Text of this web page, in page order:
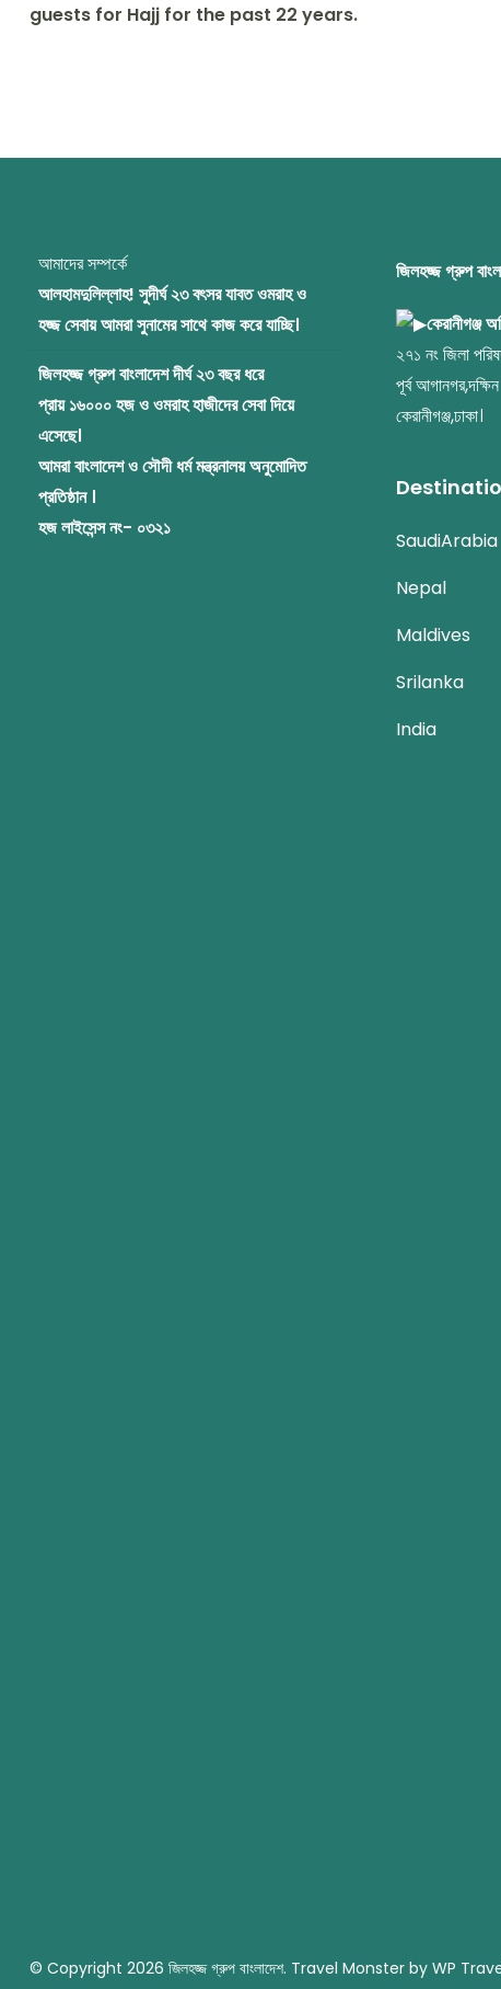
guests for Hajj for the past 22 years.
আমাদের সম্পর্কে
আলহামদুলিল্লাহ! সুদীর্ঘ ২৩ বৎসর যাবত ওমরাহ ও
হজ্জ সেবায় আমরা সুনামের সাথে কাজ করে যাচ্ছি।
জিলহজ্জ গ্রুপ বাংলাদেশ দীর্ঘ ২৩ বছর ধরে
প্রায় ১৬০০০ হজ ও ওমরাহ হাজীদের সেবা দিয়ে
এসেছে।
আমরা বাংলাদেশ ও সৌদী ধর্ম মন্ত্রনালয় অনুমোদিত
প্রতিষ্ঠান ।
হজ লাইসেন্স নং- ০৩২১
জিলহজ্জ গ্রুপ
কেরানীগঞ্জ
২৭১ নং জিলা
পূর্ব আগানগর,দক্ষিন
কেরানীগঞ্জ,ঢাকা।
SaudiArabia
Nepal
Maldives
Srilanka
India
© Copyright 2026 জিলহজ্জ গ্রুপ বাংলাদেশ. Travel Monster by WP